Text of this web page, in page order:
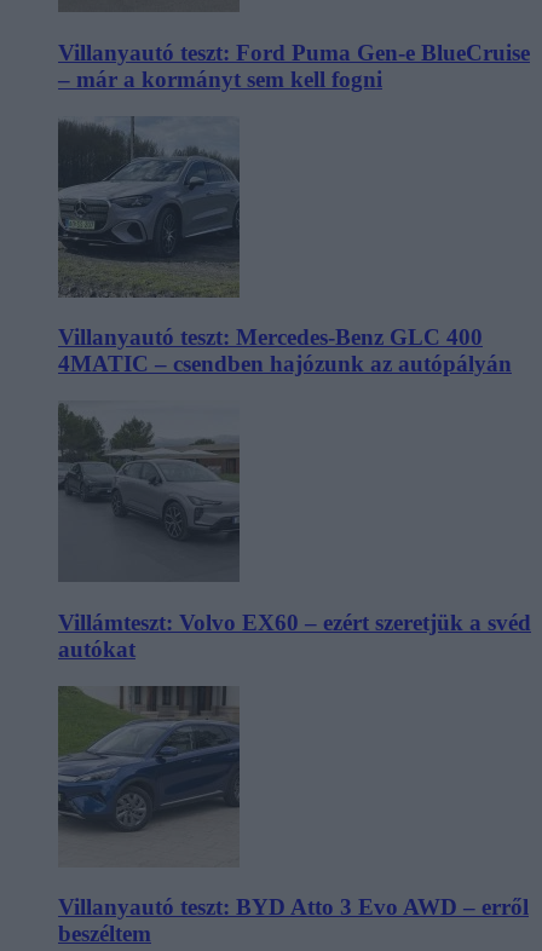
Villanyautó teszt: Ford Puma Gen-e BlueCruise
– már a kormányt sem kell fogni
Villanyautó teszt: Mercedes-Benz GLC 400
4MATIC – csendben hajózunk az autópályán
Villámteszt: Volvo EX60 – ezért szeretjük a svéd
autókat
Villanyautó teszt: BYD Atto 3 Evo AWD – erről
beszéltem